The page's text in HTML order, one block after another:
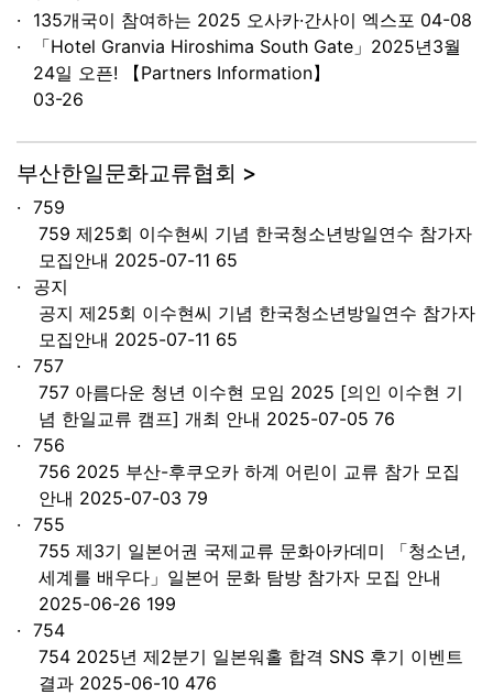
135개국이 참여하는 2025 오사카·간사이 엑스포 04-08
「Hotel Granvia Hiroshima South Gate」2025년3월
24일 오픈! 【Partners Information】
03-26
부산한일문화교류협회 >
759
759 제25회 이수현씨 기념 한국청소년방일연수 참가자
모집안내 2025-07-11 65
공지
공지 제25회 이수현씨 기념 한국청소년방일연수 참가자
모집안내 2025-07-11 65
757
757 아름다운 청년 이수현 모임 2025 [의인 이수현 기
념 한일교류 캠프] 개최 안내 2025-07-05 76
756
756 2025 부산-후쿠오카 하계 어린이 교류 참가 모집
안내 2025-07-03 79
755
755 제3기 일본어권 국제교류 문화아카데미 「청소년,
세계를 배우다」일본어 문화 탐방 참가자 모집 안내
2025-06-26 199
754
754 2025년 제2분기 일본워홀 합격 SNS 후기 이벤트
결과 2025-06-10 476